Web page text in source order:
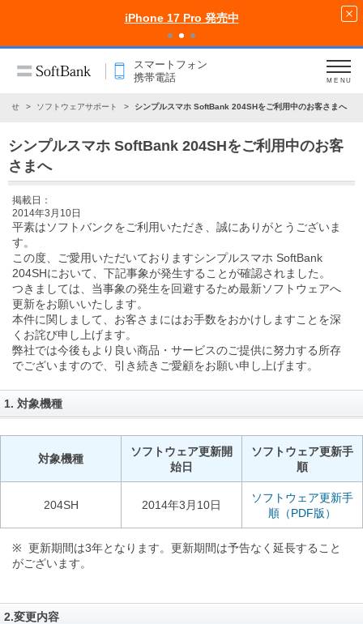
iPhone 17 Pro 発売中
スマートフォン
携帯電話
MENU
らせ ソフトウェアサポート シンプルスマホ SoftBank 204SHをご利用中のお客さまへ
シンプルスマホ SoftBank 204SHをご利用中のお客
さまへ
掲載日：
2014年3月10日
平素はソフトバンクをご利用いただき、誠にありがとうございま
す。
この度、ご愛用いただいておりますシンプルスマホ SoftBank
204SHにおいて、下記事象が発生することが確認されました。
つきましては、当事象の発生を回避するため最新ソフトウェアへ
更新をお願いいたします。
本件に関しまして、お客さまにはお手数をおかけしますことを深
くお詫び申し上げます。
弊社では今後もより良い商品・サービスのご提供に努力する所存
でございますので、引き続きご愛顧をお願い申し上げます。
1. 対象機種
対象機種
ソフトウェア更新開
始日
ソフトウェア更新手
順
204SH 2014年3月10日
ソフトウェア更新手
順（PDF版）
※ 更新期間は3年となります。更新期間は予告なく延長すること
がございます。
2.変更内容